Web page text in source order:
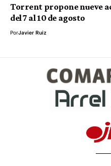
Torrent propone nueve
del 7 al 10 de agosto
PorJavier Ruiz